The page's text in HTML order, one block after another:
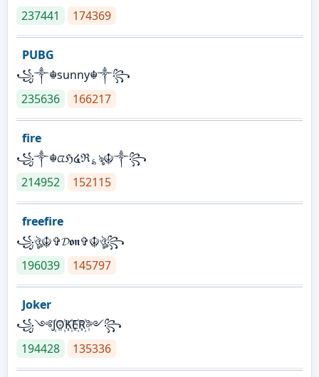
237441
174369
PUBG
꧁༒☬sunny☬༒꧂
235636
166217
fire
꧁༒☬ᤂℌ໔ℜ؏ৡ☬༒꧂
214952
152115
freefire
꧁ঔৣ☬✞𝓓𝖔𝖓✞☬ঔৣ꧂
196039
145797
Joker
꧁༺J꙰O꙰K꙰E꙰R꙰༻꧂
194428
135336